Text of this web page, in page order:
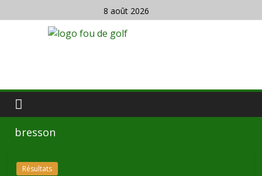
8 août 2026
bresson
Résultats